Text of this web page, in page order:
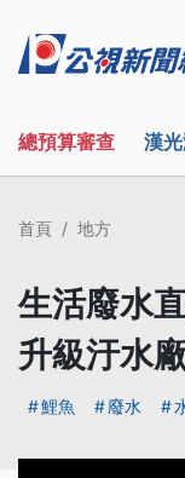
總預算審查 漢
首頁 地方
生活廢水
升級汙水
鯉魚 廢水